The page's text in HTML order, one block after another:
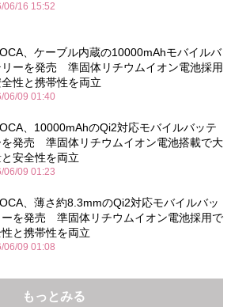
06/16 15:52
、ケーブル内蔵の10000mAhモバイルバ
リーを発売 準固体リチウムイオン電池採用
性と携帯性を両立
06/09 01:40
、10000mAhのQi2対応モバイルバッテ
を発売 準固体リチウムイオン電池搭載で大
安全性を両立
06/09 01:23
、薄さ約8.3mmのQi2対応モバイルバッ
ーを発売 準固体リチウムイオン電池採用で
と携帯性を両立
06/09 01:08
もっとみる